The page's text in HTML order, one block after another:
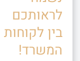
לראותכם
בין לקוחות
המשרד!